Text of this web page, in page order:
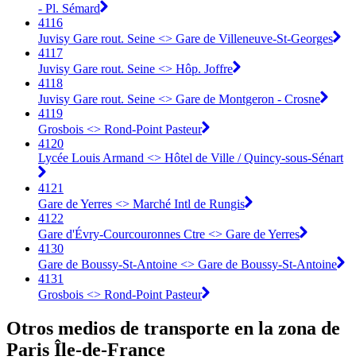
- Pl. Sémard
4116
Juvisy Gare rout. Seine <> Gare de Villeneuve-St-Georges
4117
Juvisy Gare rout. Seine <> Hôp. Joffre
4118
Juvisy Gare rout. Seine <> Gare de Montgeron - Crosne
4119
Grosbois <> Rond-Point Pasteur
4120
Lycée Louis Armand <> Hôtel de Ville / Quincy-sous-Sénart
4121
Gare de Yerres <> Marché Intl de Rungis
4122
Gare d'Évry-Courcouronnes Ctre <> Gare de Yerres
4130
Gare de Boussy-St-Antoine <> Gare de Boussy-St-Antoine
4131
Grosbois <> Rond-Point Pasteur
Otros medios de transporte en la zona de
Paris Île-de-France